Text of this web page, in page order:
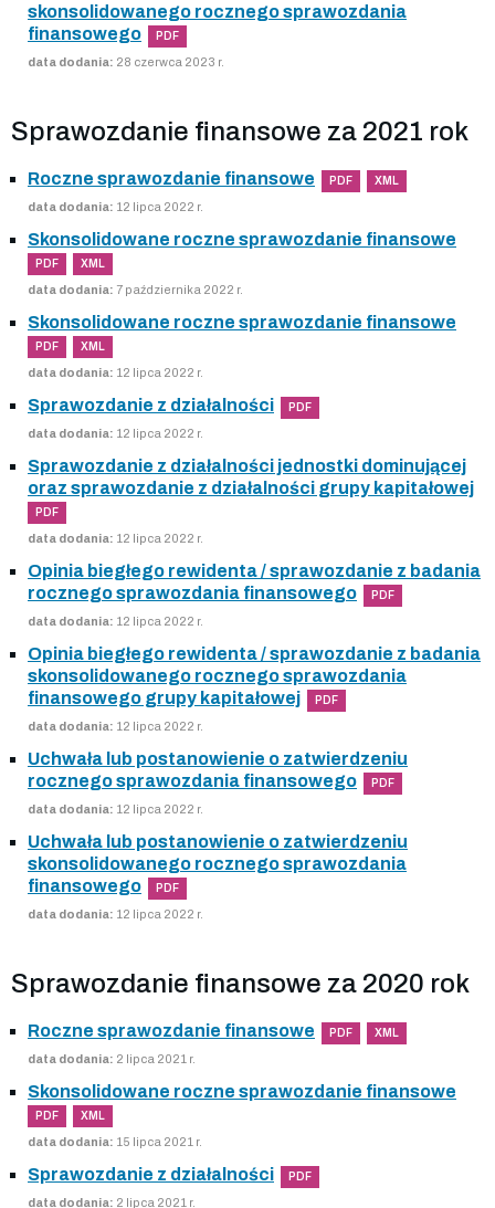
skonsolidowanego rocznego sprawozdania
finansowego
PDF
data dodania: 28 czerwca 2023 r.
Sprawozdanie finansowe za 2021 rok
Roczne sprawozdanie finansowe PDF XML
data dodania: 12 lipca 2022 r.
Skonsolidowane roczne sprawozdanie finansowe
PDF XML
data dodania: 7 października 2022 r.
Skonsolidowane roczne sprawozdanie finansowe
PDF XML
data dodania: 12 lipca 2022 r.
Sprawozdanie z działalności PDF
data dodania: 12 lipca 2022 r.
Sprawozdanie z działalności jednostki dominującej
oraz sprawozdanie z działalności grupy kapitałowej
PDF
data dodania: 12 lipca 2022 r.
Opinia biegłego rewidenta / sprawozdanie z badania
rocznego sprawozdania finansowego
PDF
data dodania: 12 lipca 2022 r.
Opinia biegłego rewidenta / sprawozdanie z badania
skonsolidowanego rocznego sprawozdania
finansowego grupy kapitałowej
PDF
data dodania: 12 lipca 2022 r.
Uchwała lub postanowienie o zatwierdzeniu
rocznego sprawozdania finansowego
PDF
data dodania: 12 lipca 2022 r.
Uchwała lub postanowienie o zatwierdzeniu
skonsolidowanego rocznego sprawozdania
finansowego
PDF
data dodania: 12 lipca 2022 r.
Sprawozdanie finansowe za 2020 rok
Roczne sprawozdanie finansowe PDF XML
data dodania: 2 lipca 2021 r.
Skonsolidowane roczne sprawozdanie finansowe
PDF XML
data dodania: 15 lipca 2021 r.
Sprawozdanie z działalności PDF
data dodania: 2 lipca 2021 r.